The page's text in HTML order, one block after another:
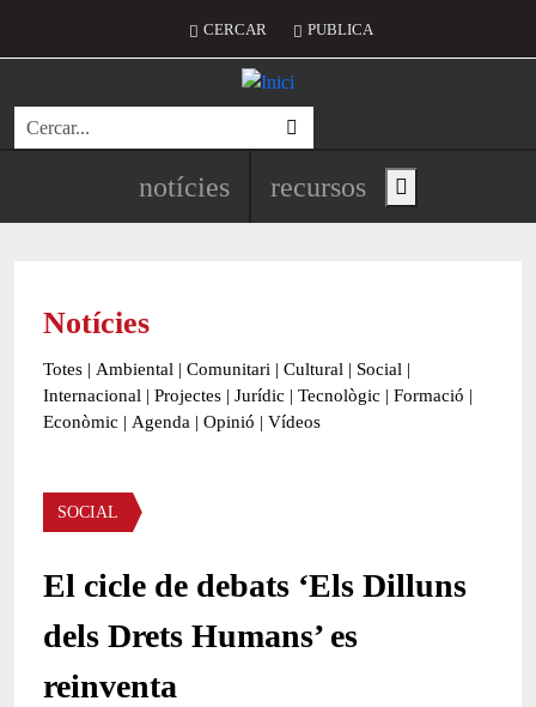
Menú del compte d'usuari
CERCAR PUBLICA
Cerca
Navegació principal de
notícies recursos Show main menu
Notícies
Totes | Ambiental | Comunitari | Cultural | Social |
Internacional | Projectes | Jurídic | Tecnològic | Formació |
Econòmic | Agenda | Opinió | Vídeos
Àmbit de la notícia
SOCIAL
El cicle de debats ‘Els Dilluns
dels Drets Humans’ es
reinventa